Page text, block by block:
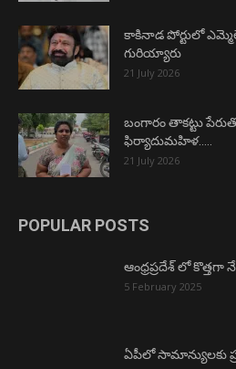
కాకినాడ పోర్టులో
గురియ్యారు
21 July 2026
బంగారం తాకట్టు
ఫిర్యాదుమహిళ…..
21 July 2026
POPULAR POSTS
ఆంధ్రప్రదేశ్ లో కొత్తగా
5 February 2025
ఏపీలో సామాన్యులకు